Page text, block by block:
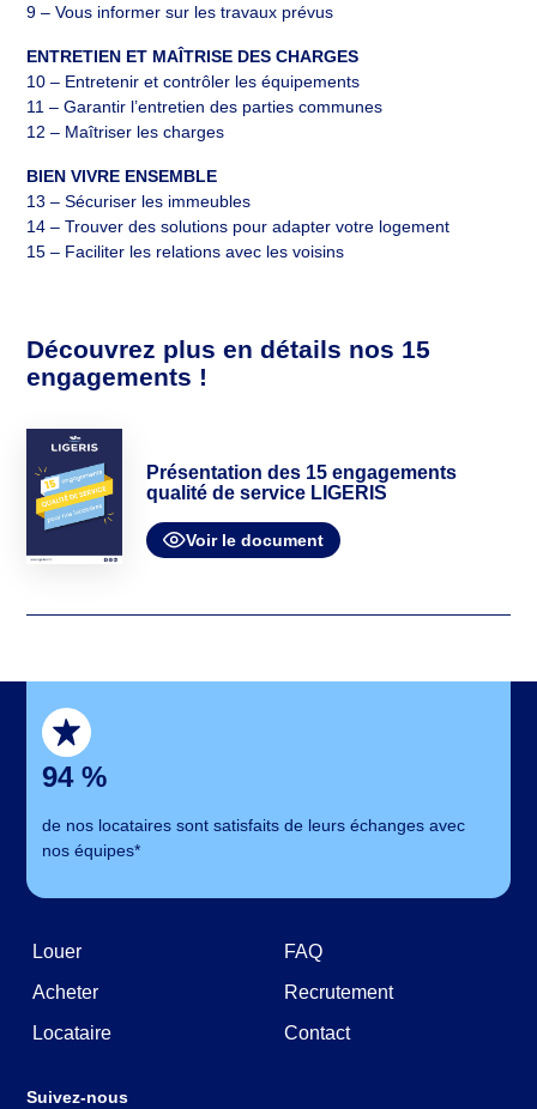
9 – Vous informer sur les travaux prévus
ENTRETIEN ET MAÎTRISE DES CHARGES
10 – Entretenir et contrôler les équipements
11 – Garantir l’entretien des parties communes
12 – Maîtriser les charges
BIEN VIVRE ENSEMBLE
13 – Sécuriser les immeubles
14 – Trouver des solutions pour adapter votre logement
15 – Faciliter les relations avec les voisins
Découvrez plus en détails nos 15
engagements !
Présentation des 15 engagements
qualité de service LIGERIS
Voir le document
94 %
de nos locataires sont satisfaits de leurs échanges avec
nos équipes*
Louer
Acheter
Locataire
FAQ
Recrutement
Contact
Suivez-nous